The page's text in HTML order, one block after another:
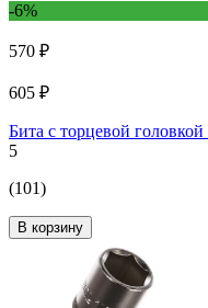
-6%
570 ₽
605 ₽
Бита с торцевой
5
(101)
В корзину